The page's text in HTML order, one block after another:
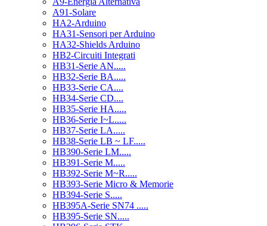
A91-Solare
HA2-Arduino
HA31-Sensori per Arduino
HA32-Shields Arduino
HB2-Circuiti Integrati
HB31-Serie AN.....
HB32-Serie BA.....
HB33-Serie CA....
HB34-Serie CD....
HB35-Serie HA.....
HB36-Serie I~L.....
HB37-Serie LA.....
HB38-Serie LB ~ LF.....
HB390-Serie LM.....
HB391-Serie M.....
HB392-Serie M~R.....
HB393-Serie Micro & Memorie
HB394-Serie S.....
HB395A-Serie SN74 .....
HB395-Serie SN.....